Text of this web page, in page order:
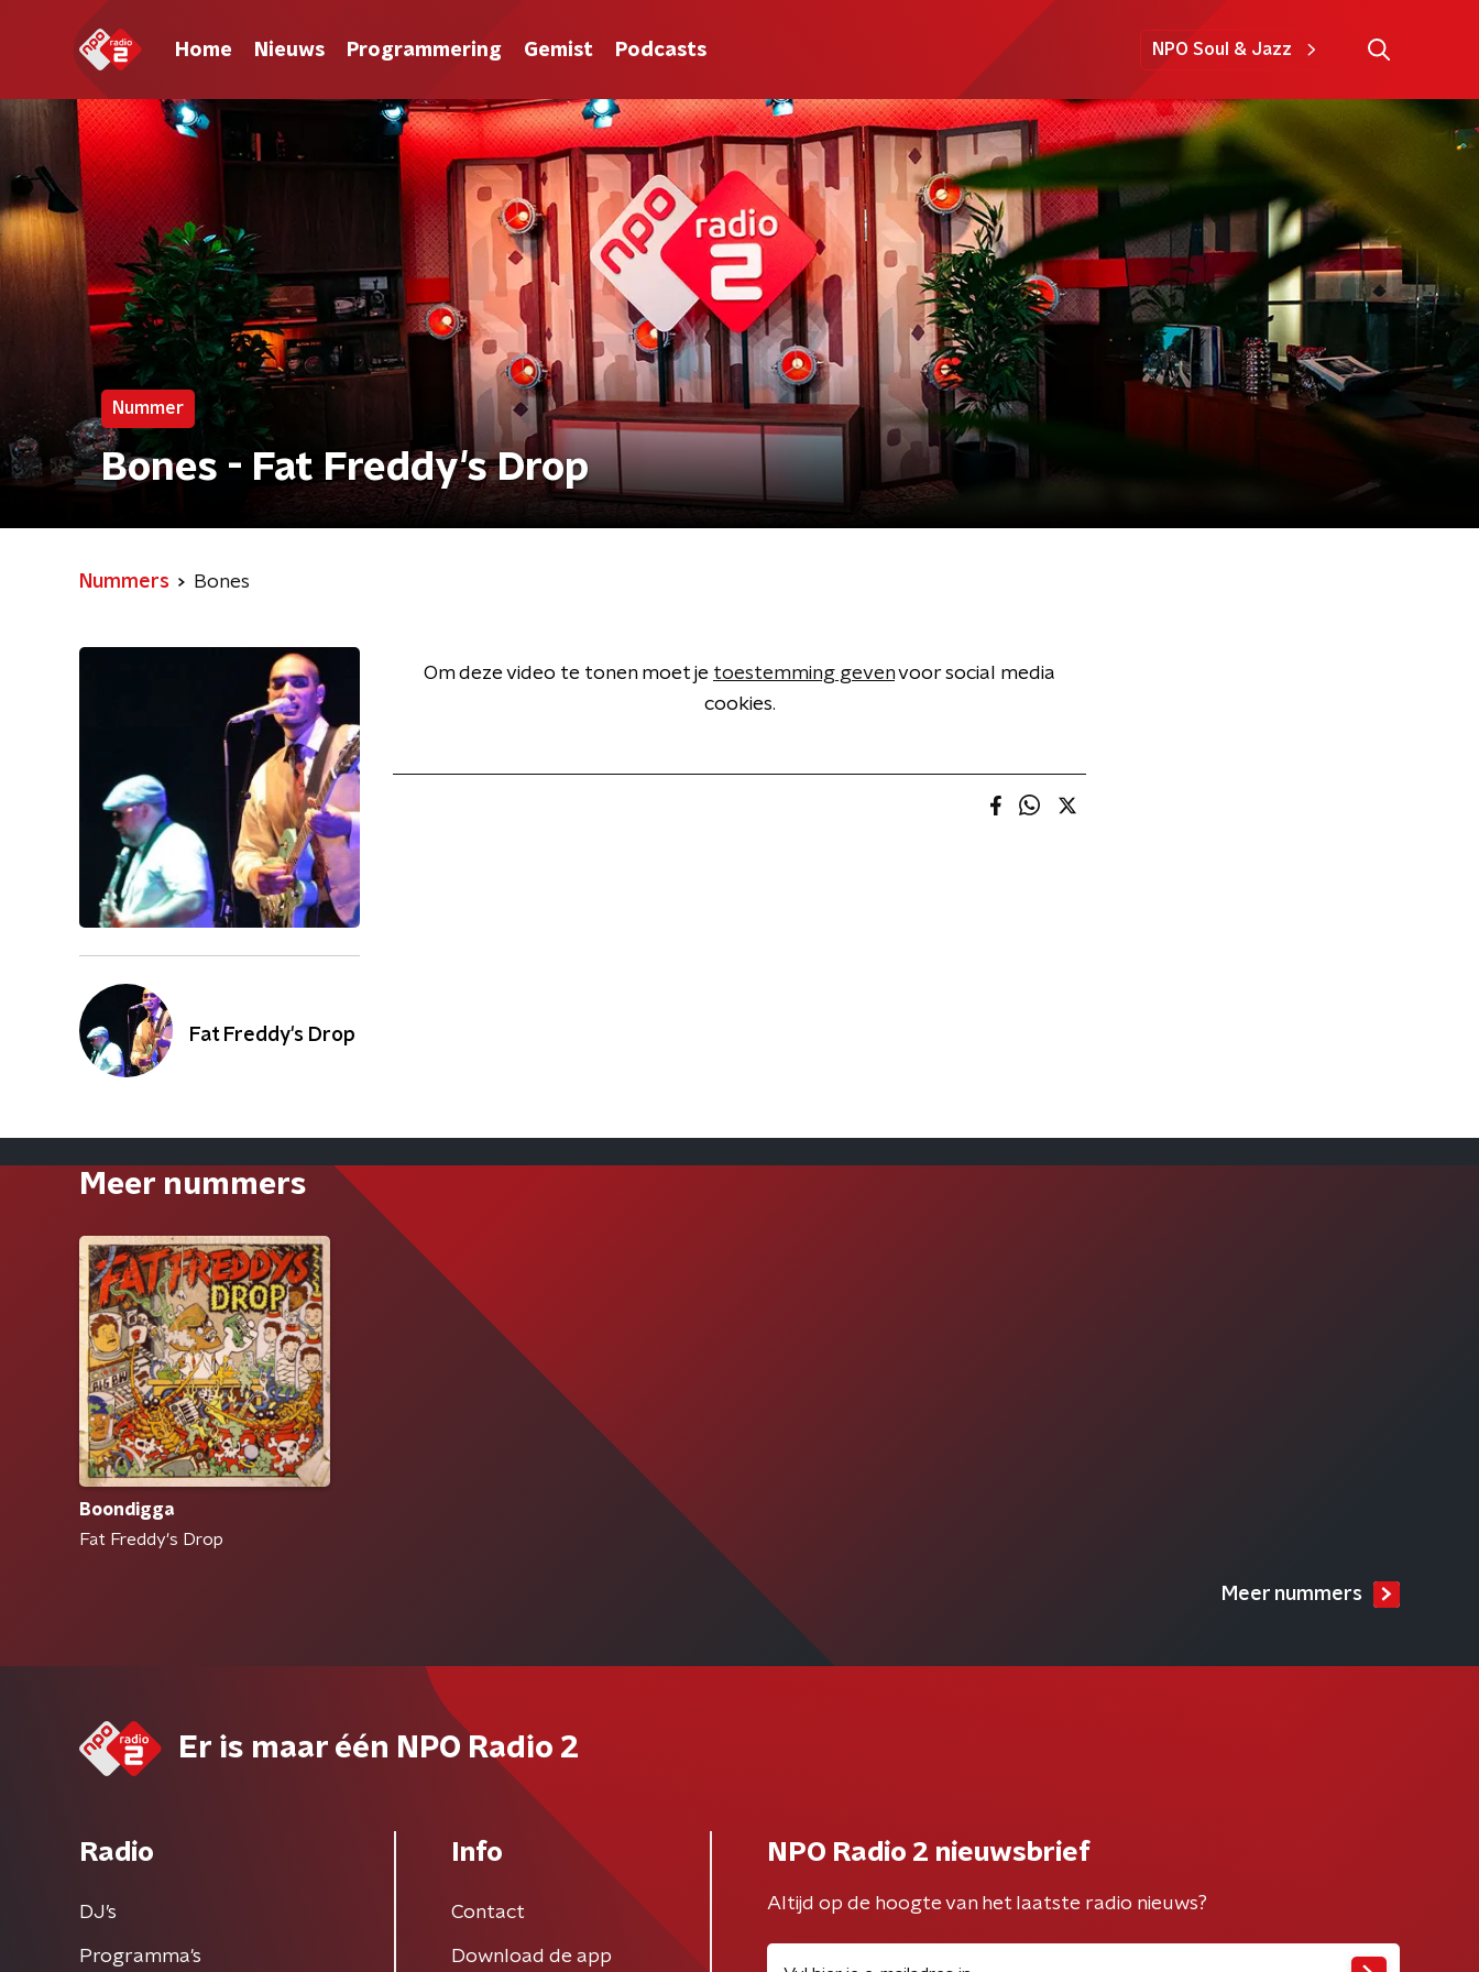
Home Nieuws Programmering Gemist Podcasts NPO Soul & Jazz
Nummer
Bones - Fat Freddy's Drop
Nummers Bones
Fat Freddy's Drop
Om deze video te tonen moet je toestemming gevenvoor social media
cookies.
Meer nummers
Boondigga
Fat Freddy's Drop
Meer nummers
Er is maar één NPO Radio 2
Radio
DJ’s
Programma's
Info
Contact
Download de app
NPO Radio 2 nieuwsbrief
Altijd op de hoogte van het laatste radio nieuws?